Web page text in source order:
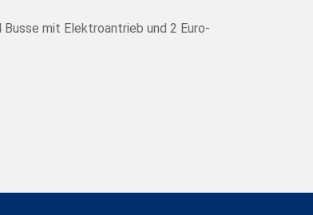
Busse mit Elektroantrieb und 2 Euro-